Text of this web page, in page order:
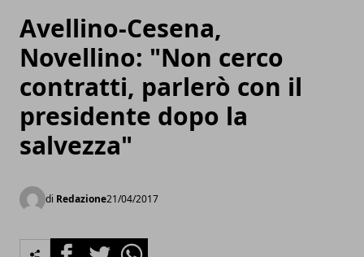
Avellino-Cesena,
Novellino: "Non cerco
contratti, parlerò con il
presidente dopo la
salvezza"
di Redazione21/04/2017
FacebookTwitterWhatsapp